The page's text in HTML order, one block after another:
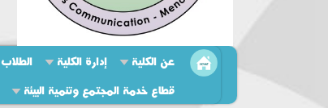
عن الكلية إدارة الكلية الطلاب
قطاع خدمة المجتمع وتنمية البيئة